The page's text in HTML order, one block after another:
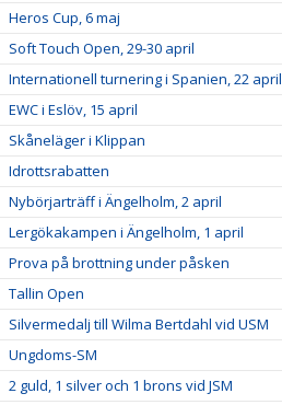
Heros Cup, 6 maj
Soft Touch Open, 29-30 april
Internationell turnering i Spanien, 22 april
EWC i Eslöv, 15 april
Skåneläger i Klippan
Idrottsrabatten
Nybörjarträff i Ängelholm, 2 april
Lergökakampen i Ängelholm, 1 april
Prova på brottning under påsken
Tallin Open
Silvermedalj till Wilma Bertdahl vid USM
Ungdoms-SM
2 guld, 1 silver och 1 brons vid JSM